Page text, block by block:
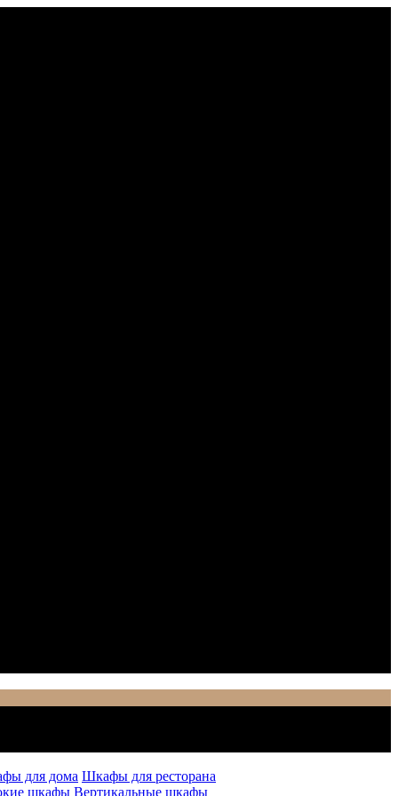
для дома Шкафы для ресторана
шкафы Вертикальные шкафы